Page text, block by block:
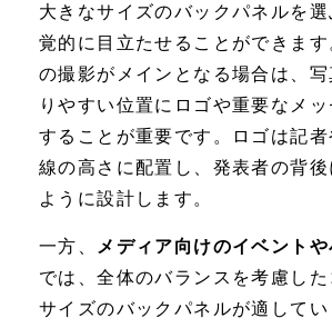
大きなサイズのバックパネルを選
覚的に目立たせることができま
の撮影がメインとなる場合は、
りやすい位置にロゴや重要なメ
することが重要です。ロゴは記者
線の高さに配置し、発表者の背後
ように設計します。
一方、
メディア向けのイベント
では、全体のバランスを考慮し
サイズのバックパネルが適して